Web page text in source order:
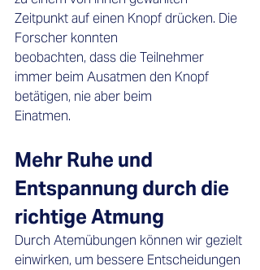
Zeitpunkt auf einen Knopf drücken. Die
Forscher konnten
beobachten, dass die Teilnehmer
immer beim Ausatmen den Knopf
betätigen, nie aber beim
Einatmen.
Mehr Ruhe und
Entspannung durch die
richtige Atmung
Durch Atemübungen können wir gezielt
einwirken, um bessere Entscheidungen